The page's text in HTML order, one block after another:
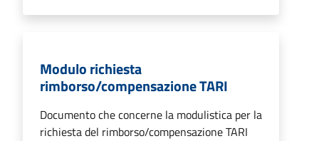
Modulo richiesta
rimborso/compensazione TARI
Documento che concerne la modulistica per la
richiesta del rimborso/compensazione TARI